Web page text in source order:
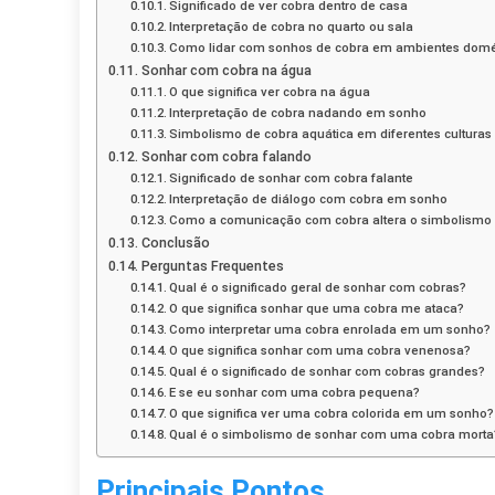
Significado de ver cobra dentro de casa
Interpretação de cobra no quarto ou sala
Como lidar com sonhos de cobra em ambientes
Sonhar com cobra na água
O que significa ver cobra na água
Interpretação de cobra nadando em sonho
Simbolismo de cobra aquática em diferentes culturas
Sonhar com cobra falando
Significado de sonhar com cobra falante
Interpretação de diálogo com cobra em sonho
Como a comunicação com cobra altera o simbolismo
Conclusão
Perguntas Frequentes
Qual é o significado geral de sonhar com cobras?
O que significa sonhar que uma cobra me ataca?
Como interpretar uma cobra enrolada em um sonho?
O que significa sonhar com uma cobra venenosa?
Qual é o significado de sonhar com cobras grandes?
E se eu sonhar com uma cobra pequena?
O que significa ver uma cobra colorida em um sonho?
Qual é o simbolismo de sonhar com uma cobra